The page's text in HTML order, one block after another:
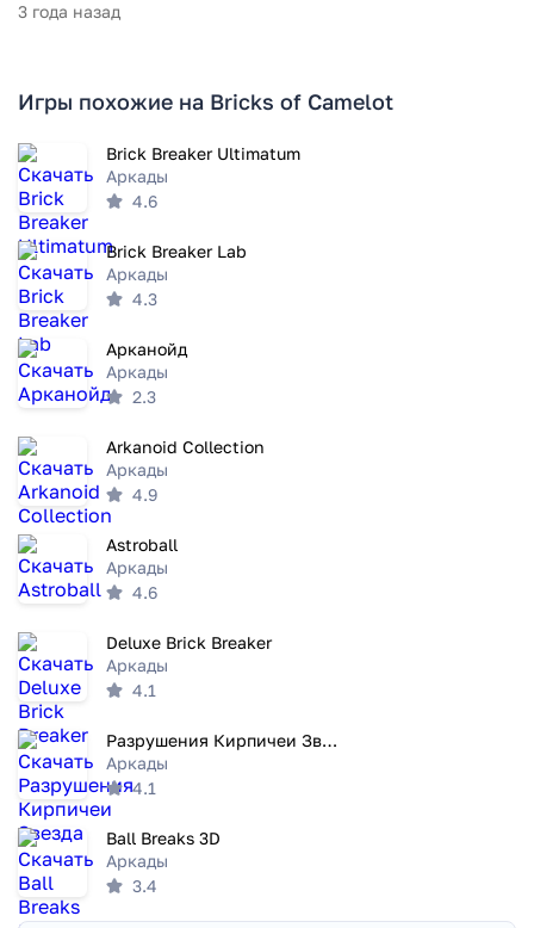
3 года назад
Игры похожие на Bricks of Camelot
Brick Breaker Ultimatum
Аркады
4.6
Brick Breaker Lab
Аркады
4.3
Арканойд
Аркады
2.3
Arkanoid Collection
Аркады
4.9
Astroball
Аркады
4.6
Deluxe Brick Breaker
Аркады
4.1
Разрушения Кирпичеи Звезда
Аркады
4.1
Ball Breaks 3D
Аркады
3.4